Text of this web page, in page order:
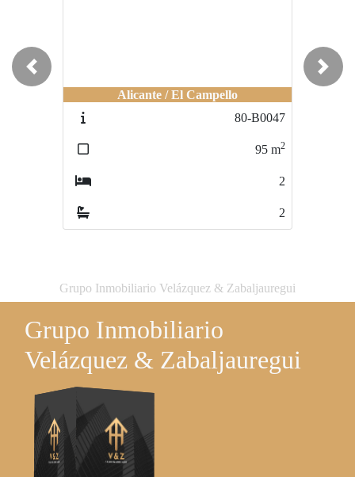
Alicante / El Campello
80-B0047
m2
Alicante / Centro Comercial Puerta de
Alicante
Previous Next
Grupo Inmobiliario Velázquez & Zabaljauregui
Grupo Inmobiliario
Velázquez & Zabaljauregui